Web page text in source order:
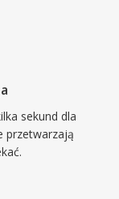
sekund dla
przetwarzają